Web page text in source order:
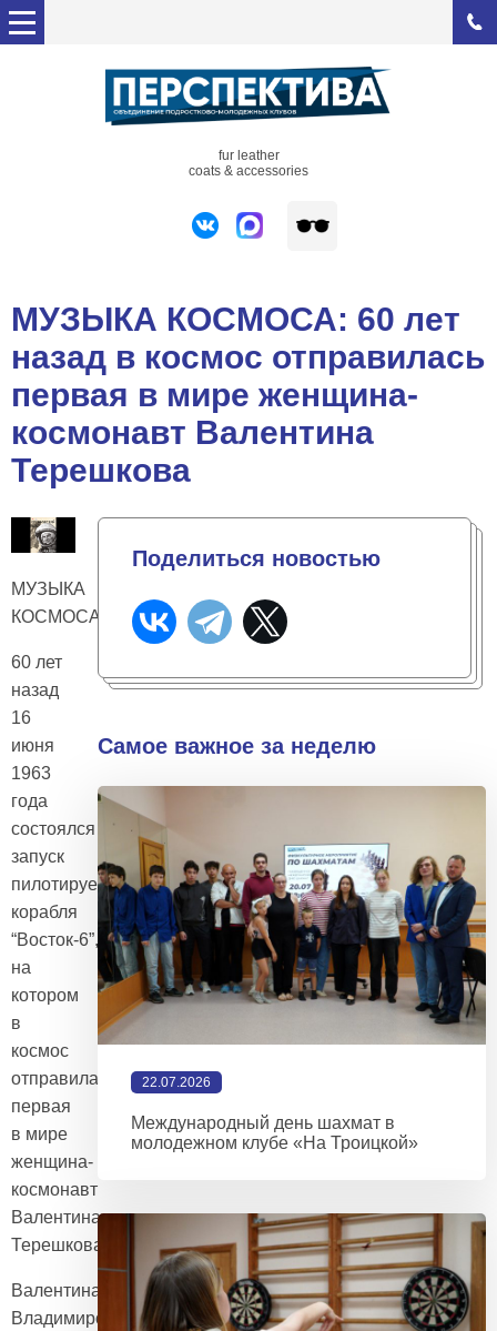
fur leather
coats & accessories
МУЗЫКА КОСМОСА: 60 лет
назад в космос отправилась
первая в мире женщина-
космонавт Валентина
Терешкова
МУЗЫКА
КОСМОСА…
60 лет
назад
16
июня
1963
года
состоялся
запуск
пилотируемого
корабля
“Восток-6”,
на
котором
в
космос
отправилась
первая
в мире
женщина-
космонавт
Валентина
Терешкова
Валентина
Владимировна
Поделиться новостью
Самое важное за неделю
22.07.2026
Международный день шахмат в
молодежном клубе «На Троицкой»